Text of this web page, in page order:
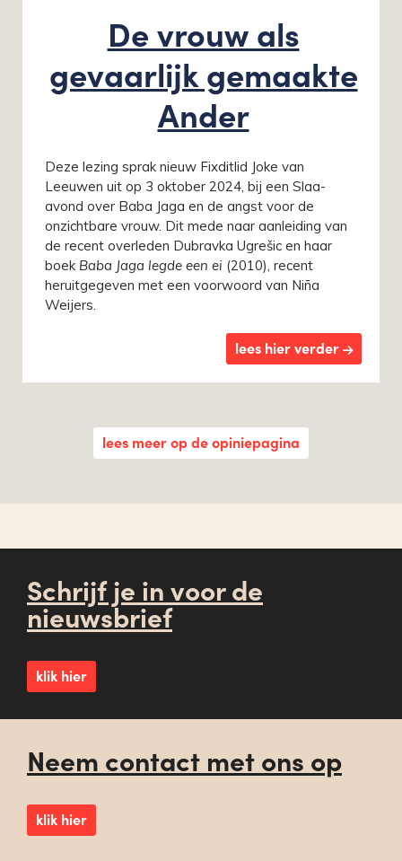
De vrouw als
gevaarlijk gemaakte
Ander
Deze lezing sprak nieuw Fixditlid Joke van
Leeuwen uit op 3 oktober 2024, bij een Slaa-
avond over Baba Jaga en de angst voor de
onzichtbare vrouw. Dit mede naar aanleiding van
de recent overleden Dubravka Ugrešic en haar
boek Baba Jaga legde een ei (2010), recent
heruitgegeven met een voorwoord van Niña
Weijers.
lees hier verder
lees meer op de opiniepagina
Schrijf je in voor de
nieuwsbrief
klik hier
Neem contact met ons op
klik hier